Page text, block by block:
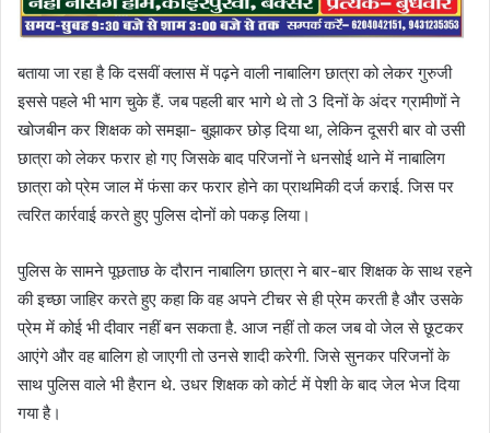
बताया जा रहा है कि दसवीं क्लास में पढ़ने वाली नाबालिग छात्रा को लेकर गुरुजी
इससे पहले भी भाग चुके हैं. जब पहली बार भागे थे तो 3 दिनों के अंदर ग्रामीणों ने
खोजबीन कर शिक्षक को समझा- बुझाकर छोड़ दिया था, लेकिन दूसरी बार वो उसी
छात्रा को लेकर फरार हो गए जिसके बाद परिजनों ने धनसोई थाने में नाबालिग
छात्रा को प्रेम जाल में फंसा कर फरार होने का प्राथमिकी दर्ज कराई. जिस पर
त्वरित कार्रवाई करते हुए पुलिस दोनों को पकड़ लिया।
पुलिस के सामने पूछताछ के दौरान नाबालिग छात्रा ने बार-बार शिक्षक के साथ रहने
की इच्छा जाहिर करते हुए कहा कि वह अपने टीचर से ही प्रेम करती है और उसके
प्रेम में कोई भी दीवार नहीं बन सकता है. आज नहीं तो कल जब वो जेल से छूटकर
आएंगे और वह बालिग हो जाएगी तो उनसे शादी करेगी. जिसे सुनकर परिजनों के
साथ पुलिस वाले भी हैरान थे. उधर शिक्षक को कोर्ट में पेशी के बाद जेल भेज दिया
गया है।